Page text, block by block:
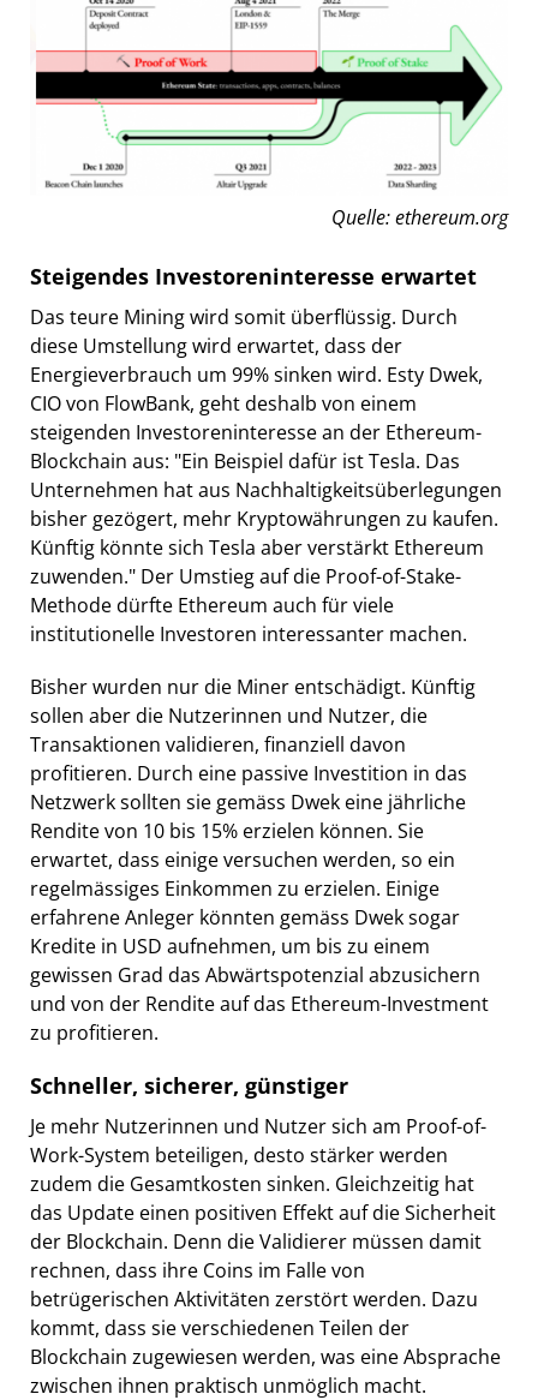
Quelle: ethereum.org
Steigendes Investoreninteresse erwartet
Das teure Mining wird somit überflüssig. Durch
diese Umstellung wird erwartet, dass der
Energieverbrauch um 99% sinken wird. Esty Dwek,
CIO von FlowBank, geht deshalb von einem
steigenden Investoreninteresse an der Ethereum-
Blockchain aus: "Ein Beispiel dafür ist Tesla. Das
Unternehmen hat aus Nachhaltigkeitsüberlegungen
bisher gezögert, mehr Kryptowährungen zu kaufen.
Künftig könnte sich Tesla aber verstärkt Ethereum
zuwenden." Der Umstieg auf die Proof-of-Stake-
Methode dürfte Ethereum auch für viele
institutionelle Investoren interessanter machen.
Bisher wurden nur die Miner entschädigt. Künftig
sollen aber die Nutzerinnen und Nutzer, die
Transaktionen validieren, finanziell davon
profitieren. Durch eine passive Investition in das
Netzwerk sollten sie gemäss Dwek eine jährliche
Rendite von 10 bis 15% erzielen können. Sie
erwartet, dass einige versuchen werden, so ein
regelmässiges Einkommen zu erzielen. Einige
erfahrene Anleger könnten gemäss Dwek sogar
Kredite in USD aufnehmen, um bis zu einem
gewissen Grad das Abwärtspotenzial abzusichern
und von der Rendite auf das Ethereum-Investment
zu profitieren.
Schneller, sicherer, günstiger
Je mehr Nutzerinnen und Nutzer sich am Proof-of-
Work-System beteiligen, desto stärker werden
zudem die Gesamtkosten sinken. Gleichzeitig hat
das Update einen positiven Effekt auf die Sicherheit
der Blockchain. Denn die Validierer müssen damit
rechnen, dass ihre Coins im Falle von
betrügerischen Aktivitäten zerstört werden. Dazu
kommt, dass sie verschiedenen Teilen der
Blockchain zugewiesen werden, was eine Absprache
zwischen ihnen praktisch unmöglich macht.